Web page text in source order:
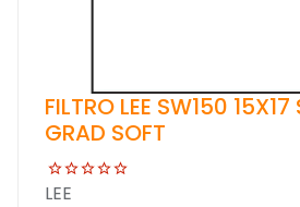
FILTRO LEE SW150
GRAD SOFT
LEE